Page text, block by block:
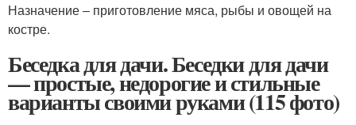
Назначение ‒ приготовление мяса, рыбы и овощей на
костре.
Беседка для дачи. Беседки для дачи
— простые, недорогие и стильные
варианты своими руками (115 фото)